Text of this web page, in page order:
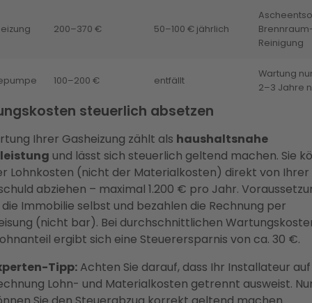
200–370 € 50–100 € jährlich
Reinigung
100–200 € entfällt
Wartung
2–3 Jahre
steuerlich absetzen
Ihrer Gasheizung zählt als haushaltsnahe
und lässt sich steuerlich geltend machen. Sie
Lohnkosten (nicht der Materialkosten) direkt von Ihrer
abziehen – maximal 1.200 € pro Jahr.
Immobilie selbst und bezahlen die Rechnung per
(nicht bar). Bei durchschnittlichen
ergibt sich eine Steuerersparnis von ca. 30 €.
Tipp: Achten Sie darauf, dass Ihr Installateur
Lohn- und Materialkosten getrennt ausweist.